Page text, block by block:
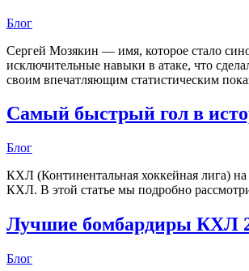
Блог
Сергей Мозякин — имя, которое стало
исключительные навыки в атаке, что
своим впечатляющим статистическим
Самый быстрый гол в
Блог
КХЛ (Континентальная хоккейная лига)
КХЛ. В этой статье мы подробно
Лучшие бомбардиры КХЛ
Блог